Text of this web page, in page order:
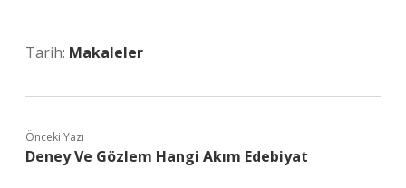
Tarih: Makaleler
Önceki Yazı
Deney Ve Gözlem Hangi Akım Edebiyat